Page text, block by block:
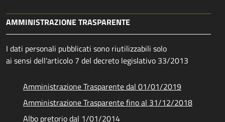
AMMINISTRAZIONE TRASPARENTE
I dati personali pubblicati sono riutilizzabili solo
ai sensi dell'articolo 7 del decreto legislativo 33/2013
Amministrazione Trasparente dal 01/01/2019
Amministrazione Trasparente fino al 31/12/2018
Albo pretorio dal 1/01/2014